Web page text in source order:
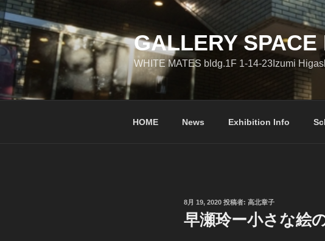
コ
ン
テ
ン
ツ
ス
GALLERY SPACE
WHITE MATES bldg.1F 1-14-23Izumi
HOME News Exhibition Info
投
稿
日:
8月 19, 2020 投稿者: 高北章子
早瀬玲ー小さな絵